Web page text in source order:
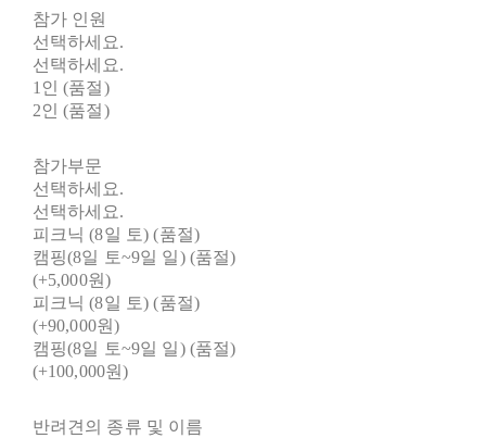
참가 인원
선택하세요.
선택하세요.
1인 (품절)
2인 (품절)
참가부문
선택하세요.
선택하세요.
피크닉 (8일 토) (품절)
캠핑(8일 토~9일 일) (품절)
(+5,000원)
피크닉 (8일 토) (품절)
(+90,000원)
캠핑(8일 토~9일 일) (품절)
(+100,000원)
반려견의 종류 및 이름